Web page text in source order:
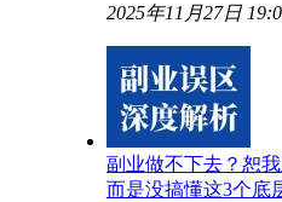
2025年11月27日
副业做不下去？恕
而是没搞懂这3个底